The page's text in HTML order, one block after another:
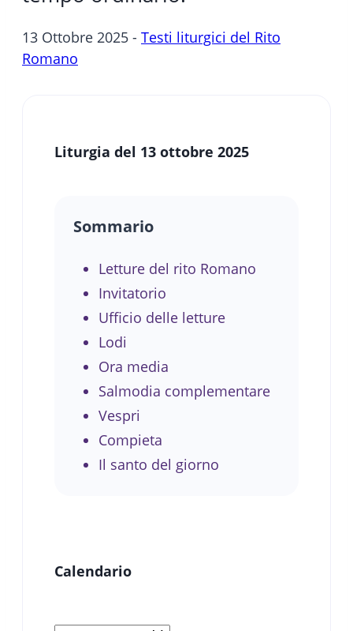
13 Ottobre 2025 - Testi liturgici del Rito
Romano
Liturgia del 13 ottobre 2025
Sommario
Letture del rito Romano
Invitatorio
Ufficio delle letture
Lodi
Ora media
Salmodia complementare
Vespri
Compieta
Il santo del giorno
Calendario